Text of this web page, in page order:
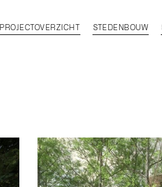
PROJECTOVERZICHT STEDENBOUW